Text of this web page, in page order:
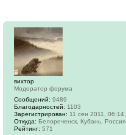
вихтор
Модератор форума
Сообщений: 9489
Благодарностей: 1103
Зарегистрирован: 11 сен 2011, 06:14
Откуда: Белореченск, Кубань, Россия
Рейтинг: 571